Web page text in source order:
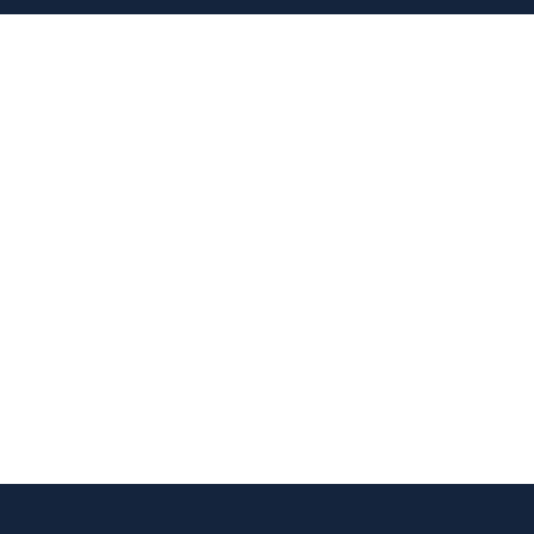
Christina Rothdeutsch-Granzer
Gerlinde Hörmansdorfer, MSc
Praxis“ von Eva KINDL